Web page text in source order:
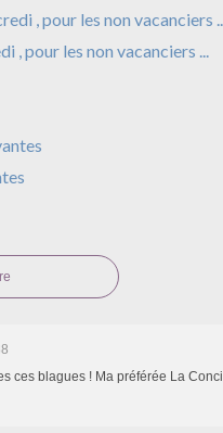
, pour les non vacanciers ...
ces blagues ! Ma préférée La